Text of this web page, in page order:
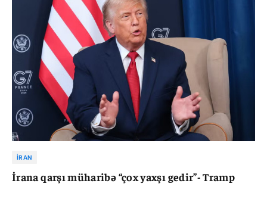
İRAN
İrana qarşı müharibə “çox yaxşı gedir”- Tramp